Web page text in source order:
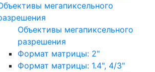
мегапиксельного
Объективы мегапиксельного
разрешения
Формат матрицы: 2"
Формат матрицы: 1.4", 4/3"